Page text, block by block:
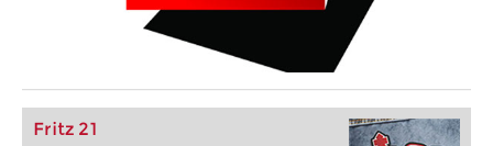
Fritz 21